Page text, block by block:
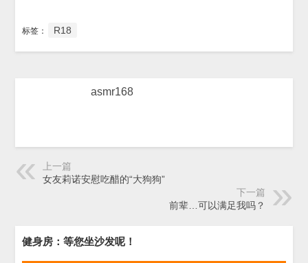
标签： R18
asmr168
上一篇
女友莉诺安慰吃醋的“大狗狗”
下一篇
前辈…可以满足我吗？
健身房：等您坐沙发呢！